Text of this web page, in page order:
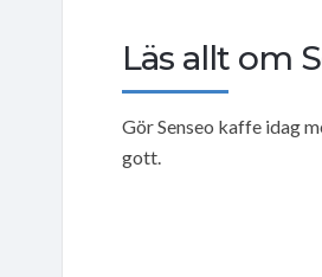
Läs allt om
Gör Senseo kaffe idag
gott.